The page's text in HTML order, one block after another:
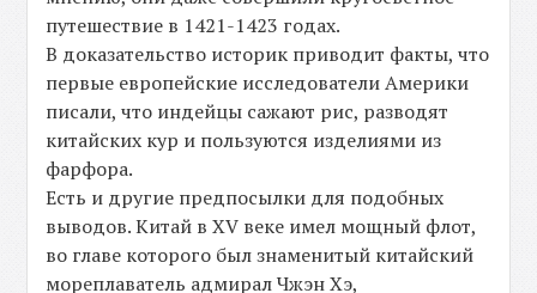
путешествие в 1421-1423 годах.
В доказательство историк приводит факты, что
первые европейские исследователи Америки
писали, что индейцы сажают рис, разводят
китайских кур и пользуются изделиями из
фарфора.
Есть и другие предпосылки для подобных
выводов. Китай в XV веке имел мощный флот,
во главе которого был знаменитый китайский
мореплаватель адмирал Чжэн Хэ,